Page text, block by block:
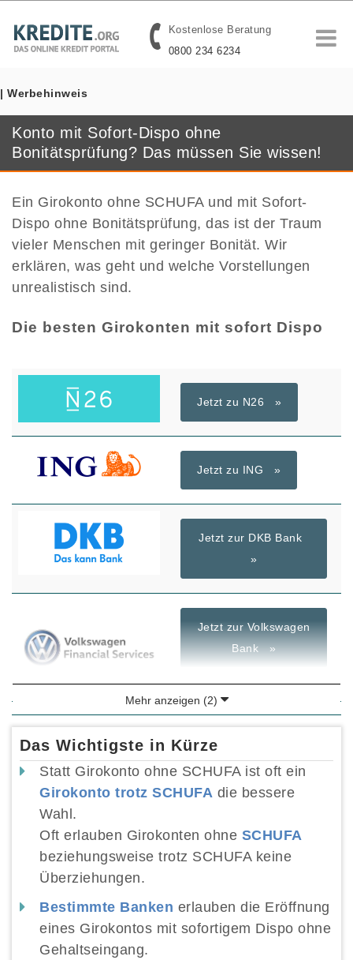
Kostenlose Beratung
0800 234 6234
| Werbehinweis
Konto mit Sofort-Dispo ohne
Bonitätsprüfung? Das müssen Sie wissen!
Ein Girokonto ohne SCHUFA und mit Sofort-
Dispo ohne Bonitätsprüfung, das ist der Traum
vieler Menschen mit geringer Bonität. Wir
erklären, was geht und welche Vorstellungen
unrealistisch sind.
Die besten Girokonten mit sofort Dispo
Jetzt zu N26 »
Jetzt zu ING »
Jetzt zur DKB Bank
»
Jetzt zur Volkswagen
Bank »
Mehr anzeigen (2)
Das Wichtigste in Kürze
Statt Girokonto ohne SCHUFA ist oft ein
Girokonto trotz SCHUFA die bessere
Wahl.
Oft erlauben Girokonten ohne SCHUFA
beziehungsweise trotz SCHUFA keine
Überziehungen.
Bestimmte Banken erlauben die Eröffnung
eines Girokontos mit sofortigem Dispo ohne
Gehaltseingang.